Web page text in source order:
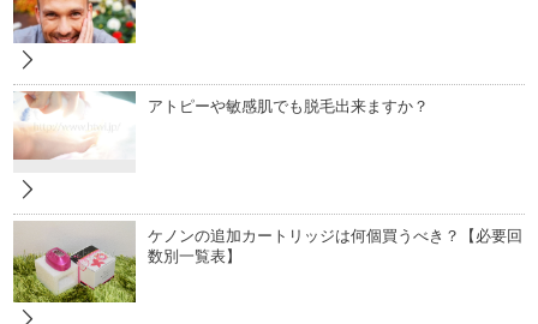
アトピーや敏感肌でも脱毛出来ますか？
ケノンの追加カートリッジは何個買うべき？【必要回
数別一覧表】